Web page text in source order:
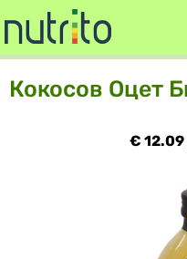
Кокосов Оцет
€